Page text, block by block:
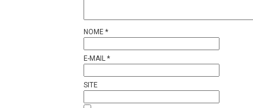
NOME *
E-MAIL *
SITE